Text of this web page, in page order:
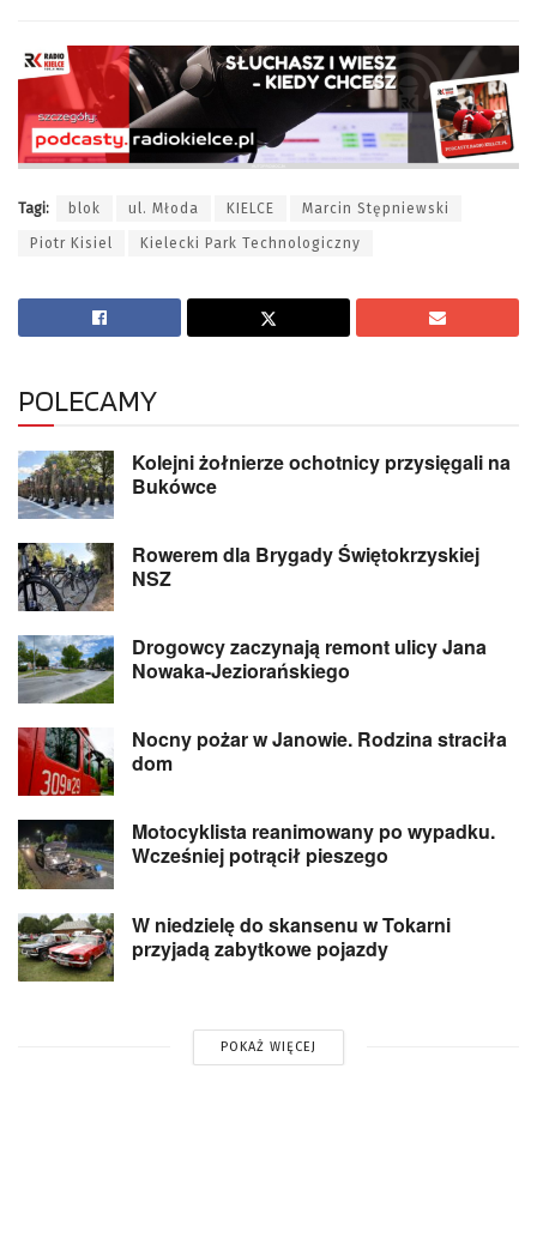
Tagi: blok ul. Młoda KIELCE Marcin Stępniewski
Piotr Kisiel Kielecki Park Technologiczny
POLECAMY
Kolejni żołnierze ochotnicy przysięgali na
Bukówce
Rowerem dla Brygady Świętokrzyskiej
NSZ
Drogowcy zaczynają remont ulicy Jana
Nowaka-Jeziorańskiego
Nocny pożar w Janowie. Rodzina straciła
dom
Motocyklista reanimowany po wypadku.
Wcześniej potrącił pieszego
W niedzielę do skansenu w Tokarni
przyjadą zabytkowe pojazdy
POKAŻ WIĘCEJ